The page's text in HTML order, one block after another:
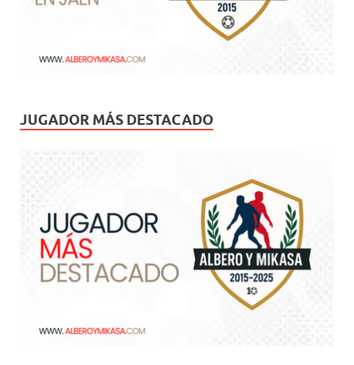
JUGADOR MÁS DESTACADO